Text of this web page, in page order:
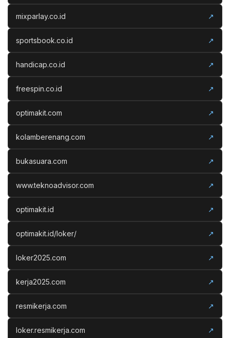
mixparlay.co.id ↗
sportsbook.co.id ↗
handicap.co.id ↗
freespin.co.id ↗
optimakit.com ↗
kolamberenang.com ↗
bukasuara.com ↗
www.teknoadvisor.com ↗
optimakit.id ↗
optimakit.id/loker/ ↗
loker2025.com ↗
kerja2025.com ↗
resmikerja.com ↗
loker.resmikerja.com ↗